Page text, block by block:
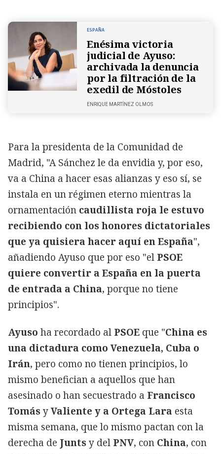
ESPAÑA
Enésima victoria
judicial de Ayuso:
archivada la denuncia
por la filtración de la
exedil de Móstoles
ENRIQUE MARTÍNEZ OLMOS
Para la presidenta de la Comunidad de
Madrid, "A Sánchez le da envidia y, por eso,
va a China a hacer esas alianzas y eso sí, se
instala en un régimen eterno mientras la
ornamentación caudillista roja le estuvo
recibiendo con los honores dictatoriales
que ya quisiera hacer aquí en España",
añadiendo Ayuso que por eso "el PSOE
quiere convertir a España en la puerta
de entrada a China, porque no tiene
principios".
Ayuso ha recordado al PSOE que "China es
una dictadura como Venezuela, Cuba o
Irán, pero como no tienen principios, lo
mismo benefician a aquellos que han
asesinado o han secuestrado a Francisco
TomásyValiente y a Ortega Lara esta
misma semana, que lo mismo pactan con la
derecha de Juntsy del PNV, con China, con